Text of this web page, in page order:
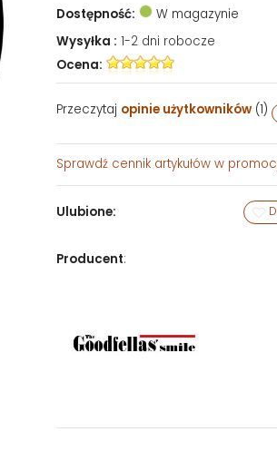
Dostępność:
W magazynie
Wysyłka : 1-2 dni robocze
Ocena:
Przeczytaj opinie użytkowników(1)
Sprawdź cennik artykułów w
Ulubione:
Producent: